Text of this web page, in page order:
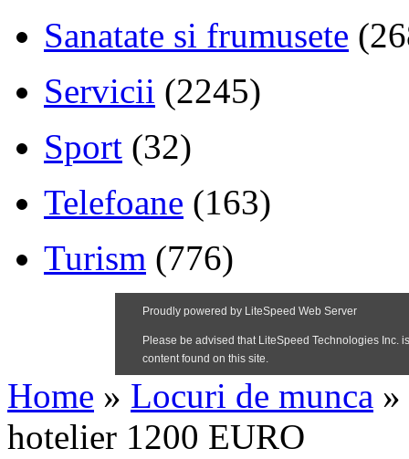
Sanatate si frumusete
Servicii (2245)
Sport (32)
Telefoane (163)
Turism (776)
Home » Locuri de munca »
hotelier 1200 EURO